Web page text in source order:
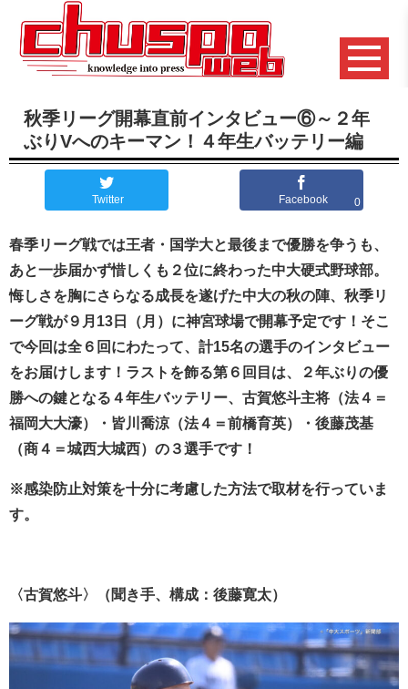
秋季リーグ開幕直前インタビュー⑥～２年
ぶりVへのキーマン！４年生バッテリー編
Twitter Facebook 0
春季リーグ戦では王者・国学大と最後まで優勝を争うも、
あと一歩届かず惜しくも２位に終わった中大硬式野球部。
悔しさを胸にさらなる成長を遂げた中大の秋の陣、秋季リ
ーグ戦が９月13日（月）に神宮球場で開幕予定です！そこ
で今回は全６回にわたって、計15名の選手のインタビュー
をお届けします！ラストを飾る第６回目は、２年ぶりの優
勝への鍵となる４年生バッテリー、古賀悠斗主将（法４＝
福岡大大濠）・皆川喬涼（法４＝前橋育英）・後藤茂基
（商４＝城西大城西）の３選手です！
※感染防止対策を十分に考慮した方法で取材を行っていま
す。
〈古賀悠斗〉（聞き手、構成：後藤寛太）